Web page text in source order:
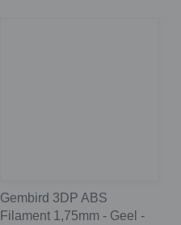
Gembird 3DP ABS
Filament 1,75mm - Geel -